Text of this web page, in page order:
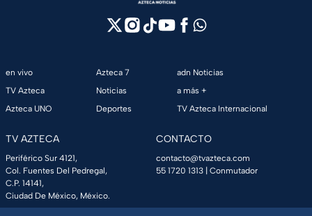
en vivo
TV Azteca
Azteca UNO
Azteca 7
Noticias
Deportes
adn Noticias
a más +
TV Azteca Internacional
TV AZTECA
Periférico Sur 4121,
Col. Fuentes Del Pedregal,
C.P. 14141,
Ciudad De México, México.
CONTACTO
contacto@tvazteca.com
55 1720 1313 | Conmutador